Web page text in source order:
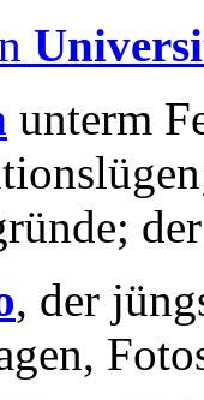
unterm
, der